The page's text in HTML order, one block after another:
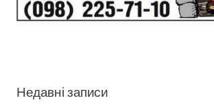
Недавні записи